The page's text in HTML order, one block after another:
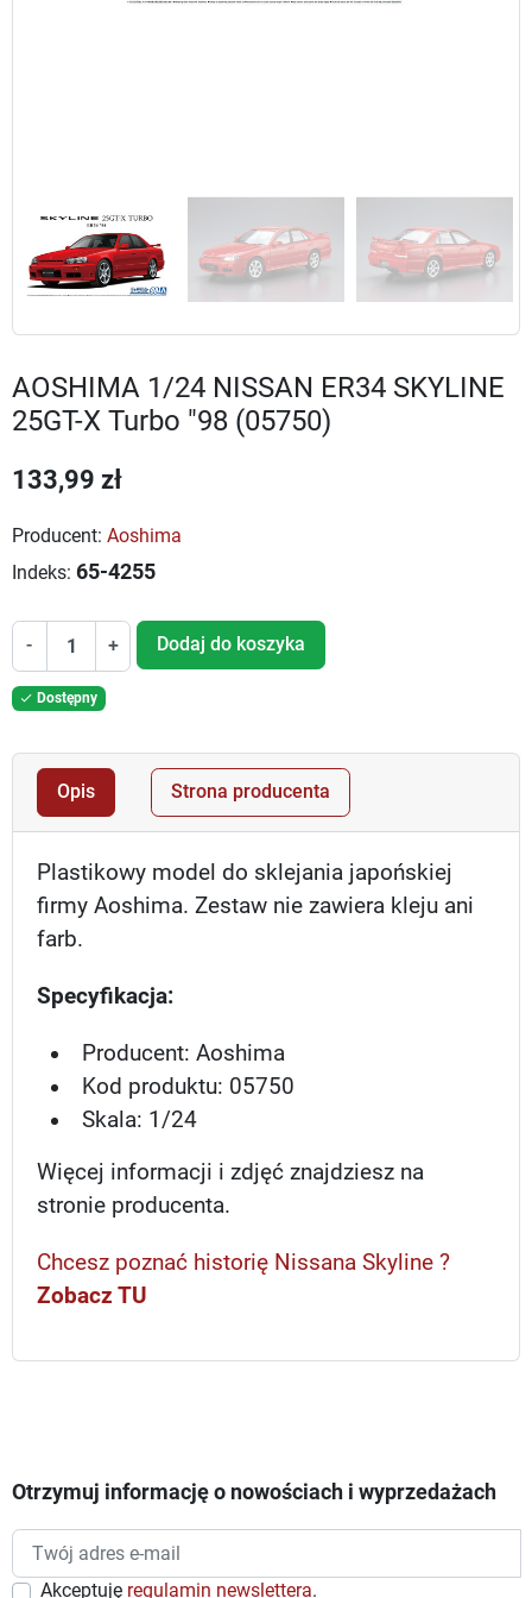
AOSHIMA 1/24 NISSAN ER34 SKYLINE
25GT-X Turbo "98 (05750)
133,99 zł
Producent: Aoshima
Indeks: 65-4255
- + Dodaj do koszyka
 Dostępny
Opis Strona producenta
Plastikowy model do sklejania japońskiej
firmy Aoshima. Zestaw nie zawiera kleju ani
farb.
Specyfikacja:
Producent: Aoshima
Kod produktu: 05750
Skala: 1/24
Więcej informacji i zdjęć znajdziesz na
stronie producenta.
Chcesz poznać historię Nissana Skyline ?
Zobacz TU
Otrzymuj informację o nowościach i wyprzedażach
Akceptuję regulamin newslettera.